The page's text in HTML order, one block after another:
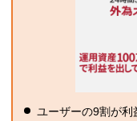
ユーザーの9割が